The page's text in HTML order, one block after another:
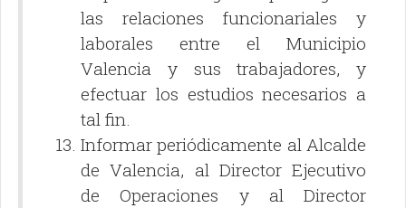
las relaciones funcionariales y
laborales entre el Municipio
Valencia y sus trabajadores, y
efectuar los estudios necesarios a
tal fin.
Informar periódicamente al Alcalde
de Valencia, al Director Ejecutivo
de Operaciones y al Director